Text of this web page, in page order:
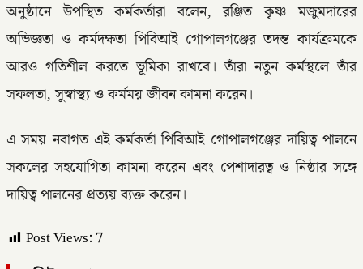
অনুষ্ঠানে উপস্থিত কর্মকর্তারা বলেন, রঞ্জিত কৃষ্ণ মজুমদারের
অভিজ্ঞতা ও কর্মদক্ষতা পিবিআই গোপালগঞ্জের তদন্ত কার্যক্রমকে
আরও গতিশীল করতে ভূমিকা রাখবে। তাঁরা নতুন কর্মস্থলে তাঁর
সফলতা, সুস্বাস্থ্য ও কর্মময় জীবন কামনা করেন।
এ সময় নবাগত এই কর্মকর্তা পিবিআই গোপালগঞ্জের দায়িত্ব পালনে
সকলের সহযোগিতা কামনা করেন এবং পেশাদারত্ব ও নিষ্ঠার সঙ্গে
দায়িত্ব পালনের প্রত্যয় ব্যক্ত করেন।
Post Views: 7